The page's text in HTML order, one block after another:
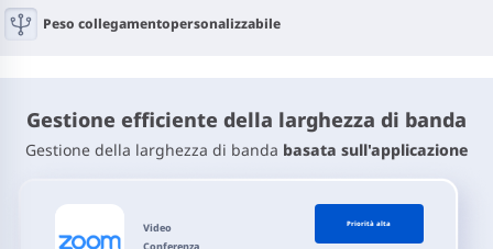
Peso collegamentopersonalizzabile
Gestione efficiente della larghezza di banda
Gestione della larghezza di banda basata sull'applicazione
Video
Priorità alta